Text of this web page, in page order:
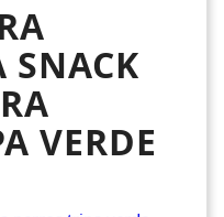
VERDE